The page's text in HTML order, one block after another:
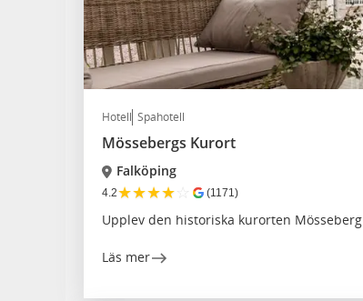
Hotell Spahotell
Mössebergs Kurort
Falköping
4.2★★★★☆ (1171)
Upplev den historiska kurorten Mösseberg
Läs mer